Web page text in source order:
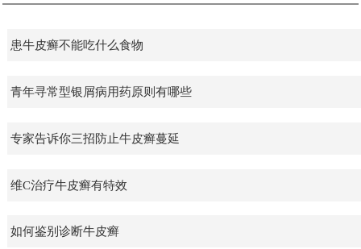
患牛皮癣不能吃什么食物
青年寻常型银屑病用药原则有哪些
专家告诉你三招防止牛皮癣蔓延
维C治疗牛皮癣有特效
如何鉴别诊断牛皮癣